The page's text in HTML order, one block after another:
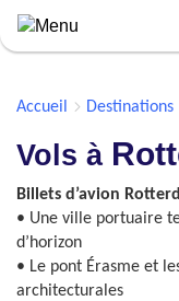
Skip
to
Accueil
Destinations
Vols à
Billets d’avion
• Une ville portuaire
d’horizon
• Le pont Érasme et
architecturales